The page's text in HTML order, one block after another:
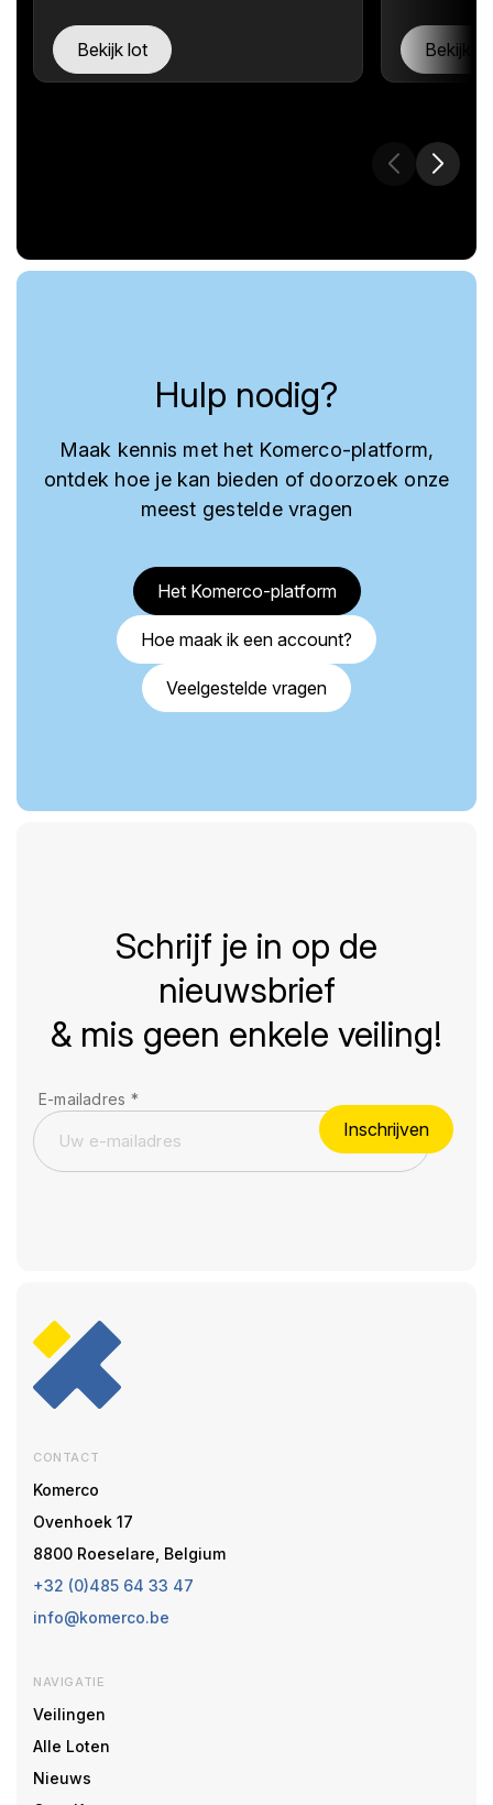
Bekijk lot Bekijk
Hulp nodig?
Maak kennis met het Komerco-platform,
ontdek hoe je kan bieden of doorzoek onze
meest gestelde vragen
Het Komerco-platform
Hoe maak ik een account?
Veelgestelde vragen
Schrijf je in op de
nieuwsbrief
& mis geen enkele veiling!
E-mailadres *
Inschrijven
CONTACT
Komerco
Ovenhoek 17
8800 Roeselare, Belgium
+32 (0)485 64 33 47
info@komerco.be
NAVIGATIE
Veilingen
Alle Loten
Nieuws